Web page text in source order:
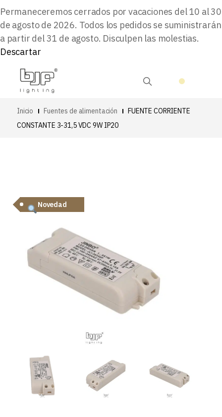
Permaneceremos cerrados por vacaciones del 10 al 30
de agosto de 2026. Todos los pedidos se suministrarán
a partir del 31 de agosto. Disculpen las molestias.
Descartar
Inicio Fuentes de alimentación
FUENTE CORRIENTE
CONSTANTE 3-31,5 VDC 9W IP20
Novedad